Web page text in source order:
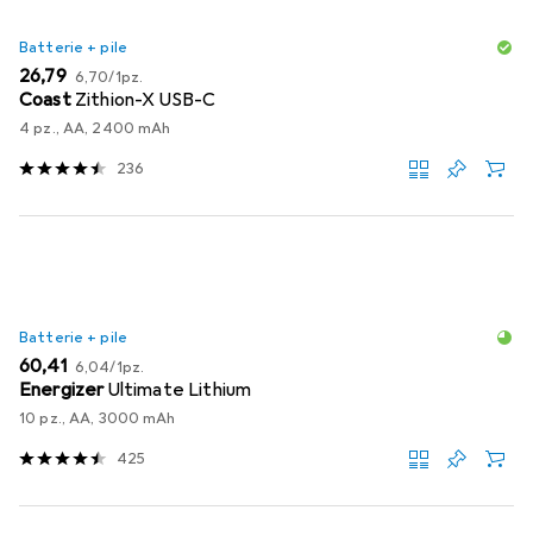
Batterie + pile
EUR
26,79 EUR
6,70/1pz.
Coast Zithion-X USB-C
4 pz., AA, 2400 mAh
236
Batterie + pile
EUR
60,41 EUR
6,04/1pz.
EnergizerUltimate Lithium
10 pz., AA, 3000 mAh
425